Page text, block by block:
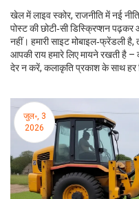
खेल में लाइव स्कोर, राजनीति में नई
पोस्ट की छोटी‑सी डिस्क्रिप्शन
नहीं। हमारी साइट मोबाइल‑फ्रेंडली
आपकी राय हमारे लिए मायने रखती
देर न करें, कलाकृति प्रकाश के साथ हर
जुल॰, 3
2026